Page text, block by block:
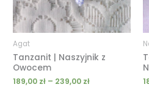
Agat
Tanzanit | Naszyjnik z
Owocem
189,00 zł – 239,00 zł